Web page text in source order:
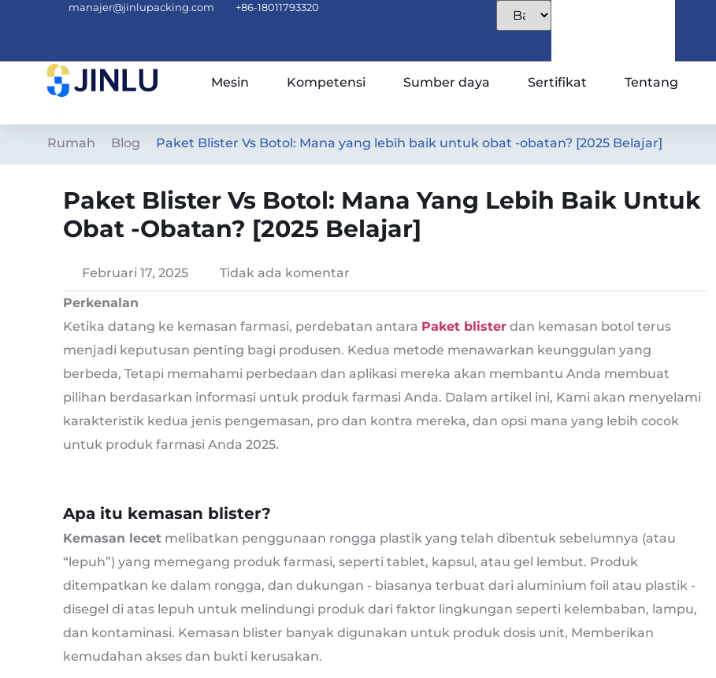
manajer@jinlupacking.com +86-18011793320
Mesin Kompetensi Sumber daya Sertifikat Tentang
Rumah Blog Paket Blister Vs Botol: Mana yang lebih baik untuk obat -obatan? [2025 Belajar]
Paket Blister Vs Botol: Mana Yang Lebih Baik Untuk
Obat -obatan? [2025 Belajar]
Februari 17, 2025
Tidak ada komentar
Perkenalan
Ketika datang ke kemasan farmasi, perdebatan antara Paket blister dan kemasan botol terus
menjadi keputusan penting bagi produsen. Kedua metode menawarkan keunggulan yang
berbeda, Tetapi memahami perbedaan dan aplikasi mereka akan membantu Anda membuat
pilihan berdasarkan informasi untuk produk farmasi Anda. Dalam artikel ini, Kami akan menyelami
karakteristik kedua jenis pengemasan, pro dan kontra mereka, dan opsi mana yang lebih cocok
untuk produk farmasi Anda 2025.
Apa itu kemasan blister?
Kemasan lecet melibatkan penggunaan rongga plastik yang telah dibentuk sebelumnya (atau
“lepuh”) yang memegang produk farmasi, seperti tablet, kapsul, atau gel lembut. Produk
ditempatkan ke dalam rongga, dan dukungan - biasanya terbuat dari aluminium foil atau plastik -
disegel di atas lepuh untuk melindungi produk dari faktor lingkungan seperti kelembaban, lampu,
dan kontaminasi. Kemasan blister banyak digunakan untuk produk dosis unit, Memberikan
kemudahan akses dan bukti kerusakan.